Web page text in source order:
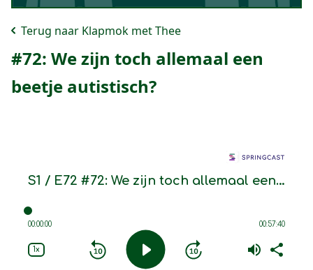
Terug naar Klapmok met Thee
#72: We zijn toch allemaal een
beetje autistisch?